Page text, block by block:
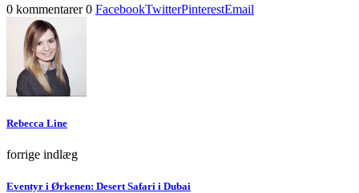
0 kommentarer 0 FacebookTwitterPinterestEmail
Rebecca Line
forrige indlæg
Eventyr i Ørkenen: Desert Safari i Dubai